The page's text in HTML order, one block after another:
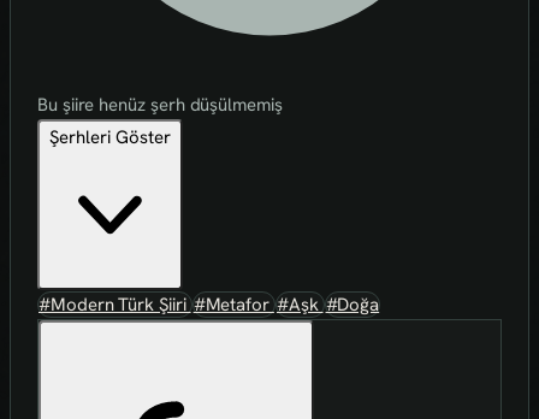
Bu şiire henüz şerh düşülmemiş
Şerhleri Göster
#Modern Türk Şiiri#Metafor#Aşk#Doğa